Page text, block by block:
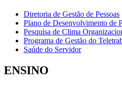
Diretoria de Gestão de Pessoas
Plano de Desenvolvimento de
Pesquisa de Clima
Programa de Gestão do
Saúde do Servidor
ENSINO